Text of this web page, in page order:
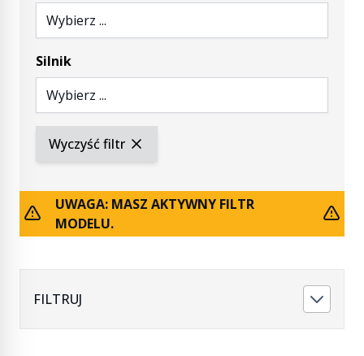
Wybierz ...
Silnik
Wybierz ...
Wyczyść filtr
UWAGA: MASZ AKTYWNY FILTR
MODELU.
FILTRUJ